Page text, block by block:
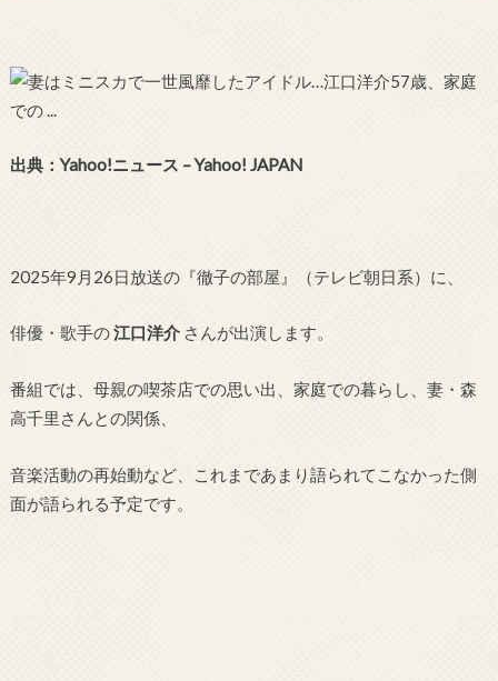
出典：Yahoo!ニュース – Yahoo! JAPAN
2025年9月26日放送の『徹子の部屋』（テレビ朝日系）に、
俳優・歌手の江口洋介さんが出演します。
番組では、母親の喫茶店での思い出、家庭での暮らし、妻・森
高千里さんとの関係、
音楽活動の再始動など、これまであまり語られてこなかった側
面が語られる予定です。